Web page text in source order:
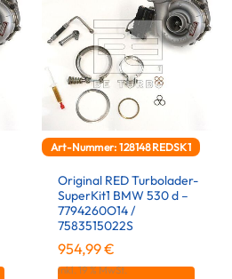
Art-Nummer: 128148REDSK1
Original RED Turbolader-
SuperKit1 BMW 530 d –
7794260O14 /
7583515022S
954,99€
inkl. 19 % MwSt.